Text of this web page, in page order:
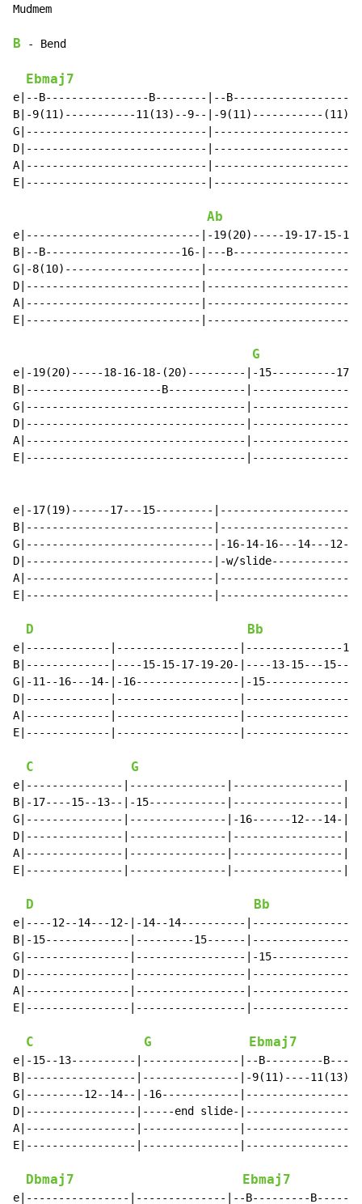
Mudmem
B - Bend
Ebmaj7
e|--B----------------B--------|--
B|-9(11)-----------11(13)--9--|-9(11)-----------
G|----------------------------
D|----------------------------
A|----------------------------
E|----------------------------
Ab
e|---------------------------|-19(20)-----19-17-15-
B|--B---------------------16-|---B-------------------
G|-8(10)---------------------
D|---------------------------
A|---------------------------
E|---------------------------
G
e|-19(20)-----18-16-18-(20)---------|-15----------
B|---------------------B------------|---------------
G|----------------------------------
D|----------------------------------
A|----------------------------------
E|----------------------------------
e|-17(19)------17---15---------
B|-----------------------------|--------------------
G|-----------------------------|-16-14-16---14---12-|-
D|-----------------------------|-w/
A|-----------------------------|--------------------
E|-----------------------------|--------------------
D Bb
e|-------------|-------------------|---------------13-
B|-------------|----15-15-17-19-20-|----13-15---
G|-11--16---14-|-16----------------|-
D|-------------|-------------------
A|-------------|-------------------
E|-------------|-------------------
C G
e|---------------|---------------|-----------------
B|-17----15--13--|-15------------|-----------------
G|---------------|---------------|-16------12---14-|-
D|---------------|---------------|-----------------
A|---------------|---------------|-----------------
E|---------------|---------------|-----------------
D Bb
e|----12--14---12-|-14--14----------|----------------
B|-15-------------|---------15------|----------------
G|----------------|-----------------|-
D|----------------|-----------------
A|----------------|-----------------
E|----------------|-----------------
C G Ebmaj7
e|-15--13----------|---------------|--B---------
B|-----------------|---------------|-9(11)----11(13)--
G|---------12--14--|-16------------
D|-----------------|-----end slide-
A|-----------------|---------------
E|-----------------|---------------
Dbmaj7 Ebmaj7
e|----------------|--------------|--B---------